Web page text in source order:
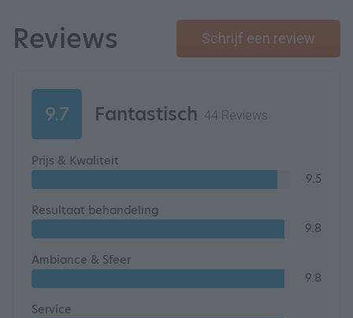
Reviews Schrijf een review
9.7 Fantastisch 44 Reviews
Prijs & Kwaliteit
9.5
Resultaat behandeling
9.8
Ambiance & Sfeer
9.8
Service